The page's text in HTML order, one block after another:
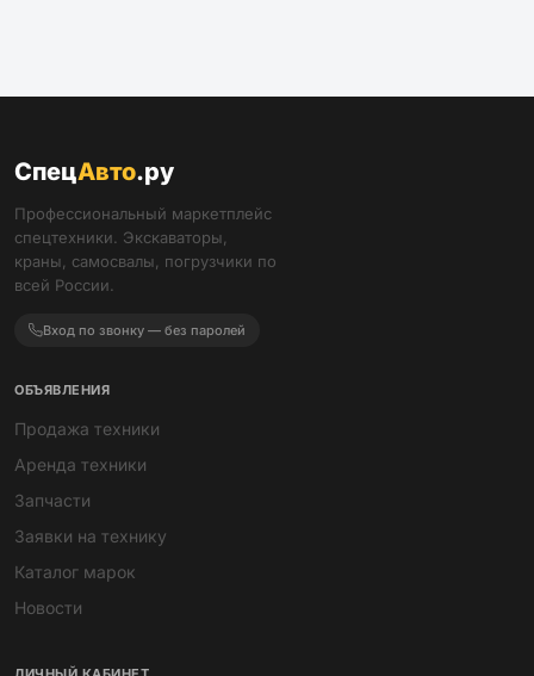
СпецАвто.ру
Профессиональный маркетплейс
спецтехники. Экскаваторы,
краны, самосвалы, погрузчики по
всей России.
Вход по звонку — без паролей
ОБЪЯВЛЕНИЯ
Продажа техники
Аренда техники
Запчасти
Заявки на технику
Каталог марок
Новости